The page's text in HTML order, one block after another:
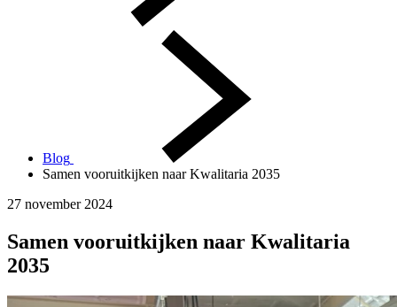
Blog
Samen vooruitkijken naar Kwalitaria 2035
27 november 2024
Samen vooruitkijken naar Kwalitaria
2035